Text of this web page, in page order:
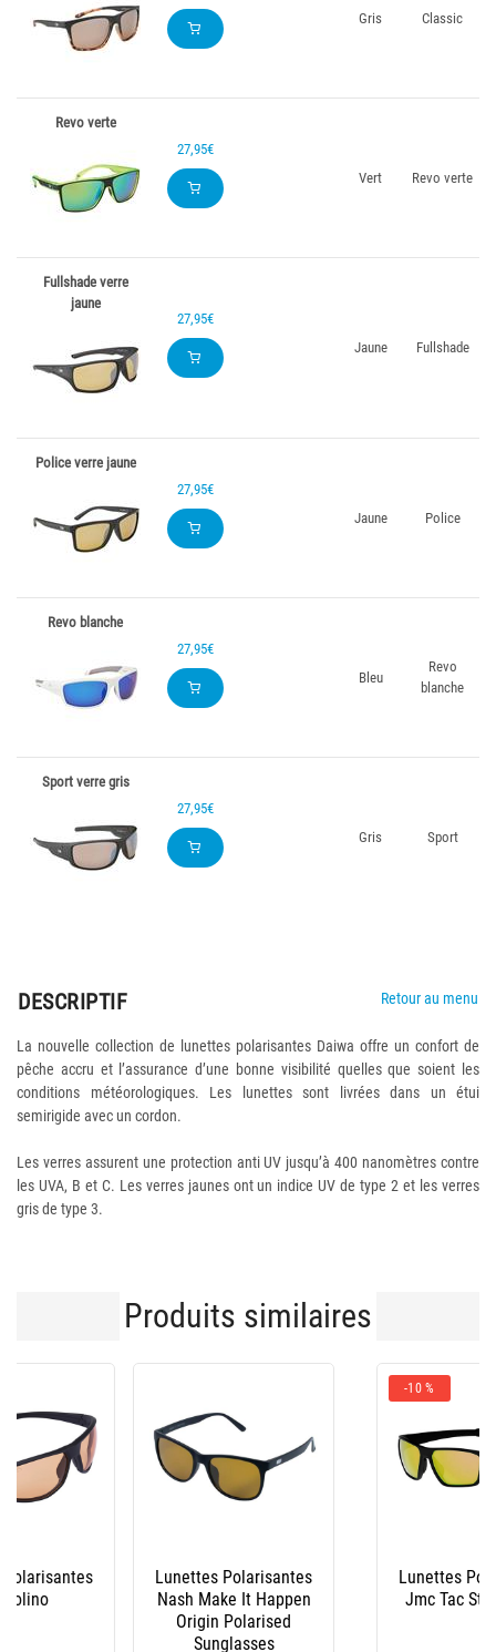
Gris Classic
Revo verte
27,95€
Vert
Revo verte
Fullshade verre
jaune
27,95€
Jaune
Fullshade
Police verre jaune
27,95€
Jaune
Police
Revo blanche
27,95€
Bleu
Revo
blanche
Sport verre gris
27,95€
Gris
Sport
DESCRIPTIF Retour au menu
La nouvelle collection de lunettes polarisantes Daiwa offre un confort de
pêche accru et l’assurance d’une bonne visibilité quelles que soient les
conditions météorologiques. Les lunettes sont livrées dans un étui
semirigide avec un cordon.
Les verres assurent une protection anti UV jusqu’à 400 nanomètres contre
les UVA, B et C. Les verres jaunes ont un indice UV de type 2 et les verres
gris de type 3.
Produits similaires
Lunettes Polarisantes
Nash Make It Happen
Origin Polarised
Lunettes Polarisantes
Jmc Tac Style Photo